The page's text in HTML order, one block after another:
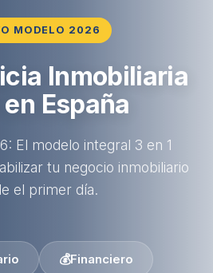
MODELO 2026
Inmobiliaria
España
El modelo integral 3 en 1
tu negocio inmobiliario
el primer día.
💰Financiero